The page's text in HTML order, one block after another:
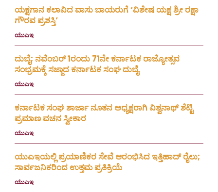
ಯಕ್ಷಗಾನ ಕಲಾವಿದ ವಾಸು ಬಾಯರುಗೆ ‘ವಿಶೇಷ ಯಕ್ಷ ಶ್ರೀ ರಕ್ಷಾ
ಗೌರವ ಪ್ರಶಸ್ತಿ’
ಯುಎಇ
ದುಬೈ; ನವೆಂಬರ್ 1ರಂದು 71ನೇ ಕರ್ನಾಟಕ ರಾಜ್ಯೋತ್ಸವ
ಸಂಭ್ರಮಕ್ಕೆ ಸಜ್ಜಾದ ಕರ್ನಾಟಕ ಸಂಘ ದುಬೈ
ಯುಎಇ
ಕರ್ನಾಟಕ ಸಂಘ ಶಾರ್ಜಾ ನೂತನ ಅಧ್ಯಕ್ಷರಾಗಿ ವಿಶ್ವನಾಥ್ ಶೆಟ್ಟಿ
ಪ್ರಮಾಣ ವಚನ ಸ್ವೀಕಾರ
ಯುಎಇ
ಯುಎಇಯಲ್ಲಿ ಪ್ರಯಾಣಿಕರ ಸೇವೆ ಆರಂಭಿಸಿದ ಇತ್ತಿಹಾದ್ ರೈಲು;
ಸಾರ್ವಜನಿಕರಿಂದ ಉತ್ತಮ ಪ್ರತಿಕ್ರಿಯೆ
ಯುಎಇ